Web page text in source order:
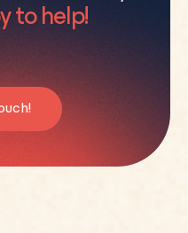
to help!